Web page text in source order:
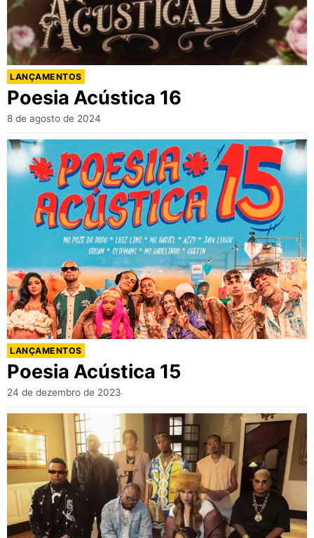
LANÇAMENTOS
Poesia Acústica 16
8 de agosto de 2024
LANÇAMENTOS
Poesia Acústica 15
24 de dezembro de 2023